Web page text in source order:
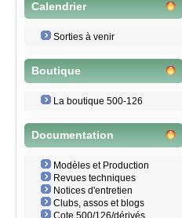
Calendrier
Sorties à venir
Boutique
La boutique 500-126
Documentation
Modèles et Production
Revues techniques
Notices d'entretien
Clubs, assos et blogs